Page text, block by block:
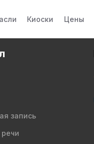
Киоски Цены
запись